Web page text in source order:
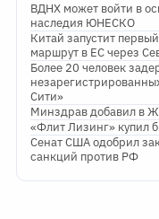
ВДНХ может войти в
наследия ЮНЕСКО
Китай запустит
маршрут в ЕС через
Более 20 человек
Сити»
Минздрав добавил в
«Флит Лизинг» купил
Сенат США одобрил
санкций против РФ